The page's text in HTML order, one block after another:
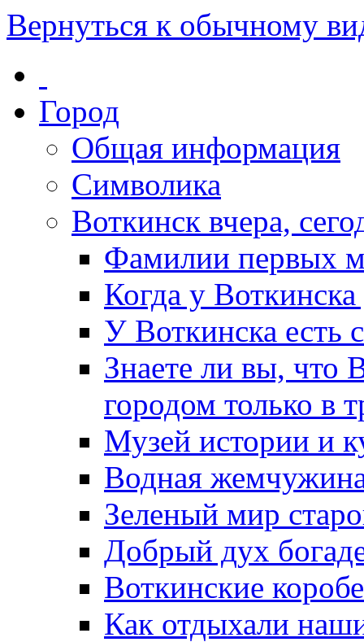
Вернуться к обычному
Город
Общая информация
Символика
Воткинск вчера,
Фамилии первых
Когда у
У Воткинска есть
Знаете ли вы, что
городом только в
Музей истории и
Водная
Зеленый мир
Добрый дух
Воткинские
Как отдыхали